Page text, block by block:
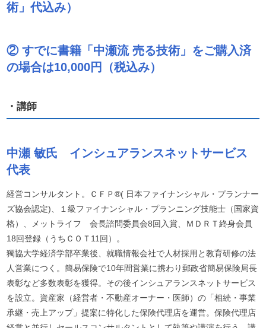
術」代込み）
② すでに書籍「中瀬流 売る技術」をご購入済
の場合は10,000円（税込み）
・講師
中瀬 敏氏 インシュアランスネットサービス
代表
経営コンサルタント。ＣＦＰ®( 日本ファイナンシャル・プランナー
ズ協会認定)、１級ファイナンシャル・プランニング技能士（国家資
格）、メットライフ 会長諮問委員会8回入賞、ＭＤＲＴ終身会員
18回登録（うちＣＯＴ11回）。
獨協大学経済学部卒業後、就職情報会社で人材採用と教育研修の法
人営業につく。簡易保険で10年間営業に携わり郵政省簡易保険局長
表彰など多数表彰を獲得。その後インシュアランスネットサービス
を設立。資産家（経営者・不動産オーナー・医師）の「相続・事業
承継・売上アップ」提案に特化した保険代理店を運営。保険代理店